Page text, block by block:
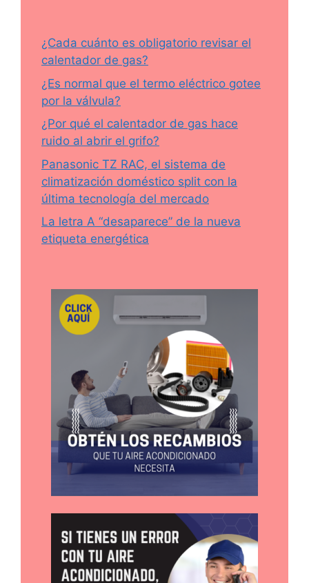
¿Cada cuánto es obligatorio revisar el
calentador de gas?
¿Es normal que el termo eléctrico gotee
por la válvula?
¿Por qué el calentador de gas hace
ruido al abrir el grifo?
Panasonic TZ RAC, el sistema de
climatización doméstico split con la
última tecnología del mercado
La letra A “desaparece” de la nueva
etiqueta energética